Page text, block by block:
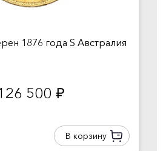
1876 года S Австралия
500 руб.
В корзину